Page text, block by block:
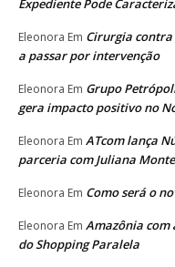
Expediente Pode
Eleonora Em Cirurgia
a passar por intervenção
Eleonora Em Grupo
gera impacto positivo no
Eleonora Em ATcom lança
parceria com Juliana
Eleonora Em Como será o
Eleonora Em Amazônia com
do Shopping Paralela